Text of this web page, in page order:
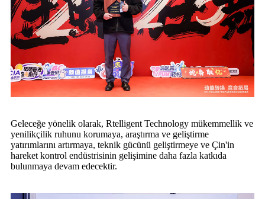
Geleceğe yönelik olarak, Rtelligent Technology mükemmellik ve
yenilikçilik ruhunu korumaya, araştırma ve geliştirme
yatırımlarını artırmaya, teknik gücünü geliştirmeye ve Çin'in
hareket kontrol endüstrisinin gelişimine daha fazla katkıda
bulunmaya devam edecektir.